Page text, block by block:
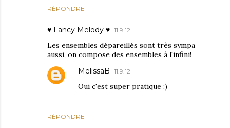
RÉPONDRE
♥ Fancy Melody ♥ 11.9.12
Les ensembles dépareillés sont très sympa
aussi, on compose des ensembles à l'infini!
RÉPONDRE
MelissaB 11.9.12
Oui c'est super pratique :)